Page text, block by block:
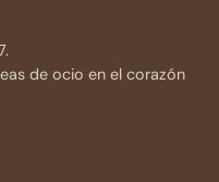
de ocio en el corazón